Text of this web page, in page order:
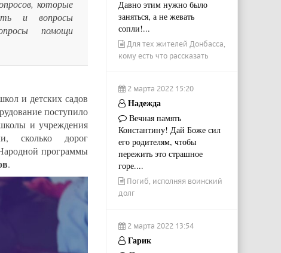
которые
и вопросы
помощи
и детских садов
поступило
и учреждения
сколько дорог
программы
.
Давно этим нужно было
заняться, а не жевать
сопли!...
Для тех жителей Донбасса,
кому есть что рассказать
2 марта 2022 15:20
Надежда
Вечная память
Константину! Дай Боже сил
его родителям, чтобы
пережить это страшное
горе....
Погиб, исполняя воинский
долг
2 марта 2022 13:54
Гарик